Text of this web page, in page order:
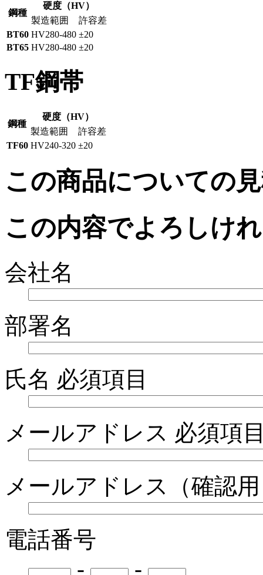
鋼種
硬度（HV）
製造範囲
許容差
BT60 HV280-480 ±20
BT65 HV280-480 ±20
TF鋼帯
鋼種
硬度（HV）
製造範囲
許容差
TF60 HV240-320 ±20
この商品についての
この内容でよろしけ
会社名
部署名
氏名 必須項目
メールアドレス 必須項
メールアドレス（確認
電話番号
-
-